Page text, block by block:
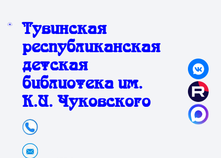
Тувинская
республиканская
детская
библиотека им.
К.И. Чуковского